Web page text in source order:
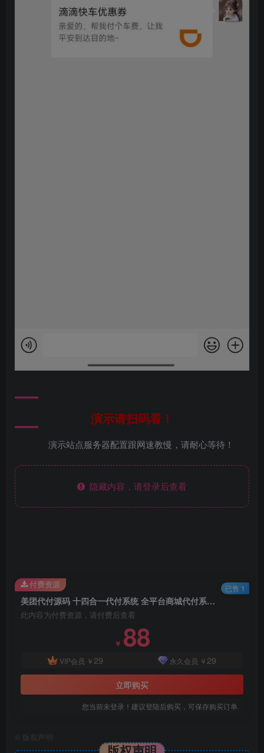
演示请扫码看！
演示站点服务器配置跟网速教慢，请耐心等待！
隐藏内容，请登录后查看
美团代付源码 十四合一代付系统 全平台商城代付系统源码、携程代付系统!
此内容为付费资源，请付费后查看
￥ 88
VIP会员 ￥ 29 永久会员 ￥ 29
立即购买
您当前未登录！建议登陆后购买，可保存购买订单
付费资源 已售 1
版权声明